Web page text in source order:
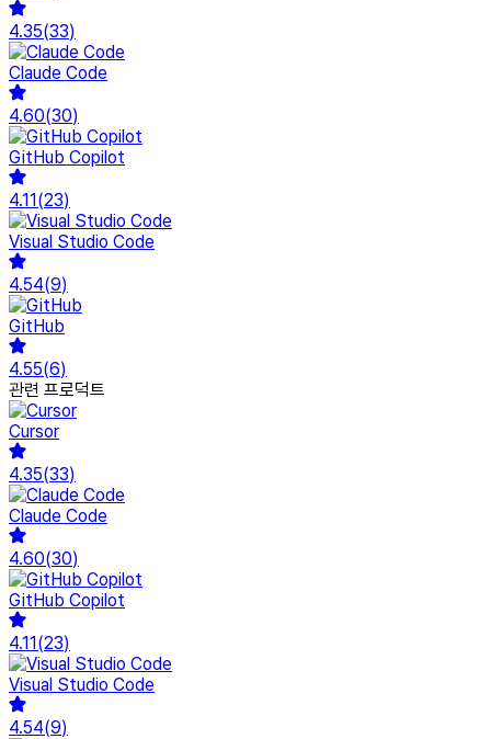
4.35(33)
Claude Code
4.60(30)
GitHub Copilot
4.11(23)
Visual Studio Code
4.54(9)
GitHub
4.55(6)
관련 프로덕트
Cursor
4.35(33)
Claude Code
4.60(30)
GitHub Copilot
4.11(23)
Visual Studio Code
4.54(9)